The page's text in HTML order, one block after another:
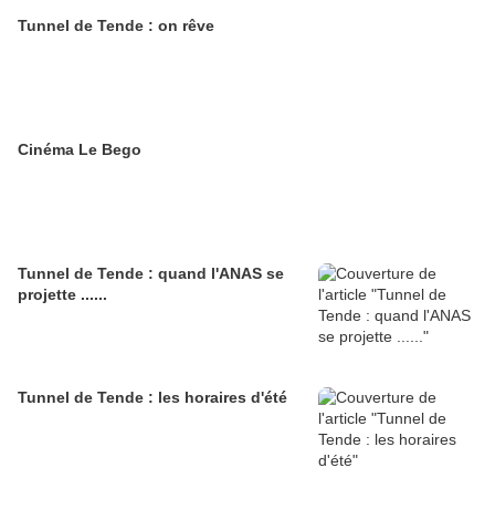
Tunnel de Tende : on rêve
Cinéma Le Bego
Tunnel de Tende : quand l'ANAS se
projette ......
Tunnel de Tende : les horaires d'été